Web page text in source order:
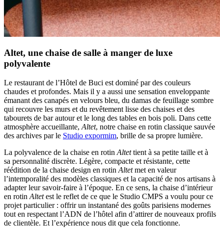
Altet, une chaise de salle à manger de luxe
polyvalente
Le restaurant de l’Hôtel de Buci est dominé par des couleurs
chaudes et profondes. Mais il y a aussi une sensation enveloppante
émanant des canapés en velours bleu, du damas de feuillage sombre
qui recouvre les murs et du revêtement lisse des chaises et des
tabourets de bar autour et le long des tables en bois poli. Dans cette
atmosphère accueillante, Altet, notre chaise en rotin classique sauvée
des archives par le Studio expormim, brille de sa propre lumière.
La polyvalence de la chaise en rotin Altettient à sa petite taille et à
sa personnalité discrète. Légère, compacte et résistante, cette
réédition de la chaise design en rotin Altetmet en valeur
l’intemporalité des modèles classiques et la capacité de nos artisans à
adapter leur savoir-faire à l’époque. En ce sens, la chaise d’intérieur
en rotin Altetest le reflet de ce que le Studio CMPS a voulu pour ce
projet particulier : offrir un instantané des goûts parisiens modernes
tout en respectant l’ADN de l’hôtel afin d’attirer de nouveaux profils
de clientèle. Et l’expérience nous dit que cela fonctionne.